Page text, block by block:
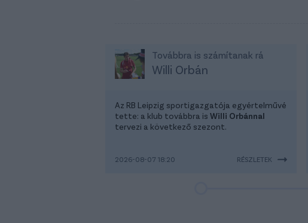
Továbbra is számítanak rá
Willi Orbán
Az RB Leipzig sportigazgatója egyértelművé
tette: a klub továbbra is Willi Orbánnal
tervezi a következő szezont.
2026-08-07 18:20 RÉSZLETEK